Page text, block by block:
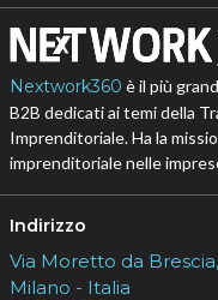
Nextwork360 è il più
B2B dedicati ai temi della
Imprenditoriale. Ha la
imprenditoriale nelle
Indirizzo
Via Moretto da
Milano - Italia